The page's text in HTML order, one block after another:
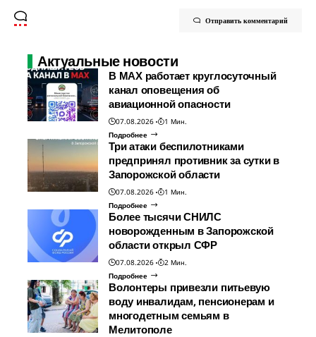
Отправить комментарий
Актуальные новости
В МАХ работает круглосуточный
канал оповещения об
авиационной опасности
07.08.2026
1 Мин.
Подробнее
Три атаки беспилотниками
предпринял противник за сутки в
Запорожской области
07.08.2026
1 Мин.
Подробнее
Более тысячи СНИЛС
новорожденным в Запорожской
области открыл СФР
07.08.2026
2 Мин.
Подробнее
Волонтеры привезли питьевую
воду инвалидам, пенсионерам и
многодетным семьям в
Мелитополе